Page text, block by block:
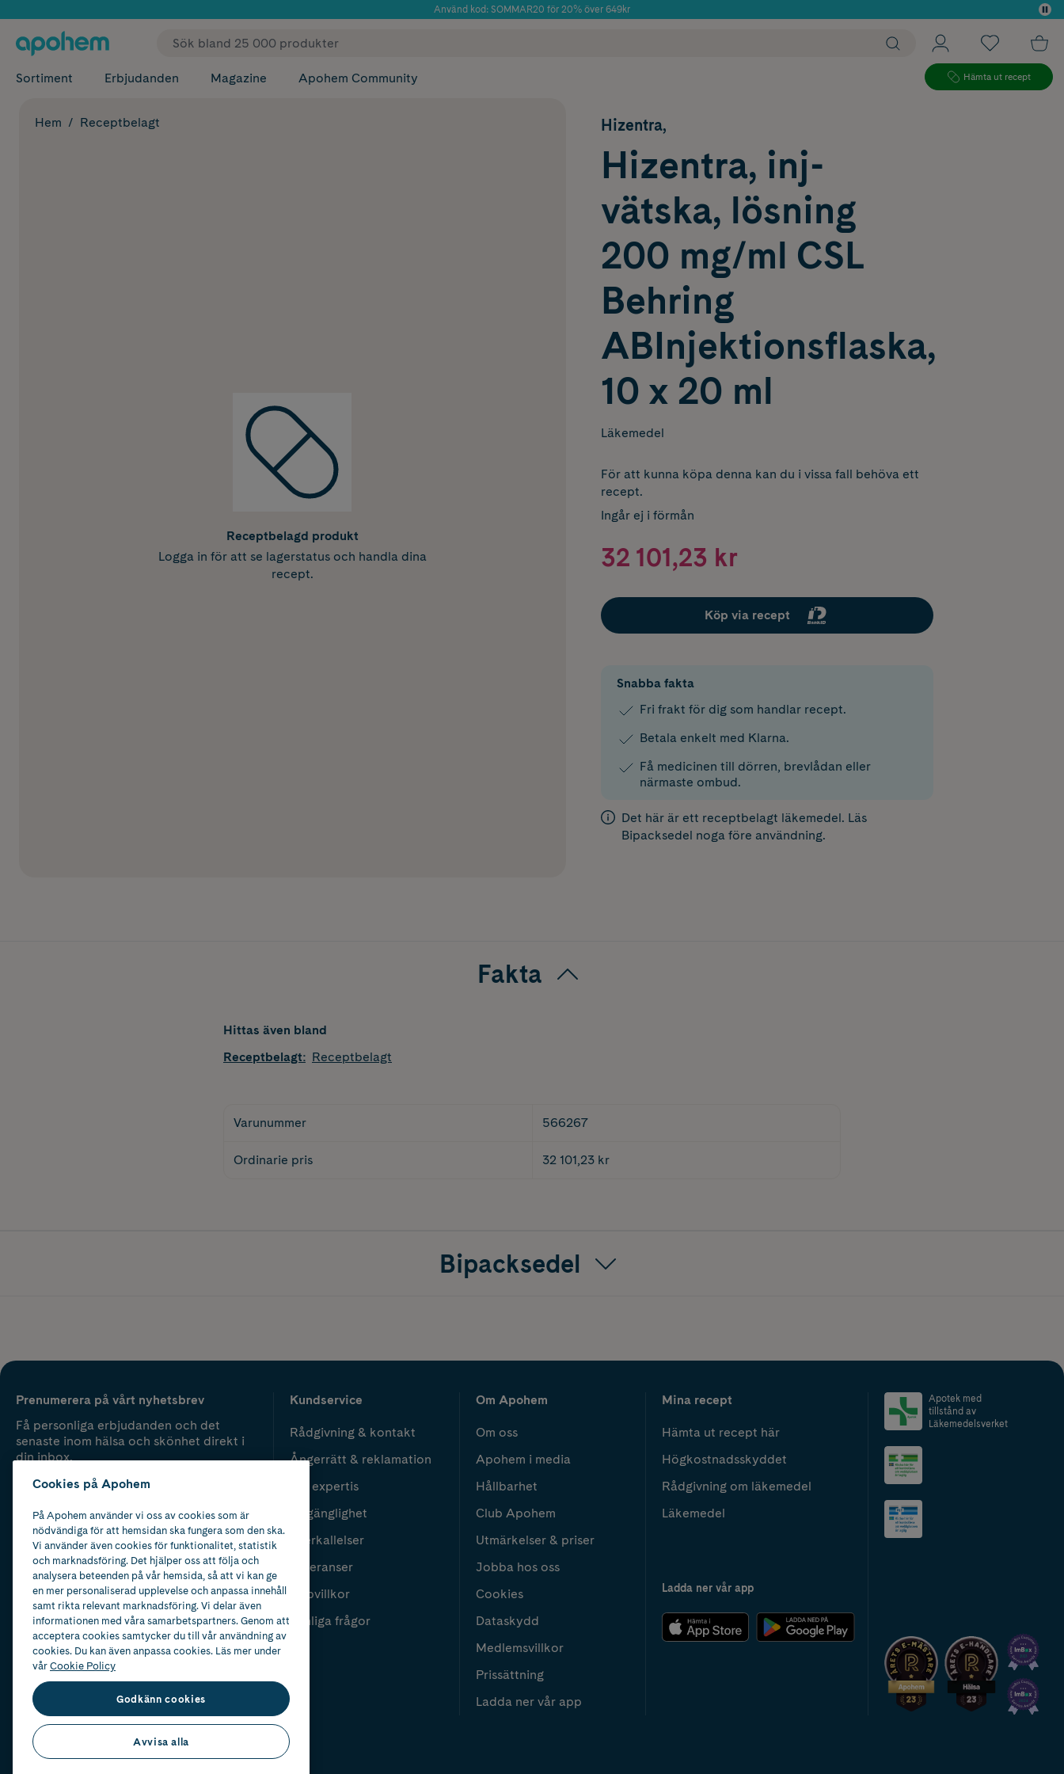
Använd kod: SOMMAR20 för 20% över 649kr
✓ Fri frakt
Sortiment Erbjudanden Magazine Apohem Community Hämta ut recept
Hem Receptbelagt
Receptbelagd produkt
Logga in för att se lagerstatus och handla dina
recept.
Hizentra,
Hizentra, inj-
vätska, lösning
200 mg/ml CSL
Behring
ABInjektionsflaska,
10 x 20 ml
Läkemedel
För att kunna köpa denna kan du i vissa fall behöva ett
recept.
Ingår ej i förmån
32 101,23 kr
Köp via recept
Snabba fakta
Fri frakt för dig som handlar recept.
Betala enkelt med Klarna.
Få medicinen till dörren, brevlådan eller
närmaste ombud.
Det här är ett receptbelagt läkemedel. Läs
Bipacksedel noga före användning.
Fakta
Hittas även bland
Receptbelagt: Receptbelagt
Varunummer 566267
Ordinarie pris 32 101,23 kr
Bipacksedel
Prenumerera på vårt nyhetsbrev
Få personliga erbjudanden och det
senaste inom hälsa och skönhet direkt i
din inbox.
Kundservice
Rådgivning & kontakt
Ångerrätt & reklamation
Vår expertis
Tillgänglighet
Återkallelser
Leveranser
Köpvillkor
Vanliga frågor
Om Apohem
Om oss
Apohem i media
Hållbarhet
Club Apohem
Utmärkelser & priser
Jobba hos oss
Cookies
Dataskydd
Medlemsvillkor
Prissättning
Ladda ner vår app
Mina recept
Hämta ut recept här
Högkostnadsskyddet
Rådgivning om läkemedel
Läkemedel
Ladda ner vår app
Apotek med
tillstånd av
Läkemedelsverket
2024
Cookies på Apohem
På Apohem använder vi oss av cookies som är
nödvändiga för att hemsidan ska fungera som den ska.
Vi använder även cookies för funktionalitet, statistik
och marknadsföring. Det hjälper oss att följa och
analysera beteenden på vår hemsida, så att vi kan ge
en mer personaliserad upplevelse och anpassa innehåll
samt rikta relevant marknadsföring. Vi delar även
informationen med våra samarbetspartners. Genom att
acceptera cookies samtycker du till vår användning av
cookies. Du kan även anpassa cookies. Läs mer under
vårCookie Policy
Godkänn cookies
Avvisa alla